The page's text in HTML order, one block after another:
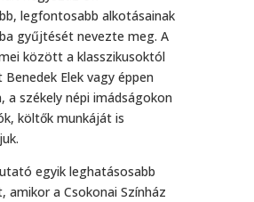
legfontosabb alkotásainak
gyűjtését nevezte meg. A
között a klasszikusoktól
Elek vagy éppen
a székely népi imádságokon
költők munkáját is
egyik leghatásosabb
amikor a Csokonai Színház